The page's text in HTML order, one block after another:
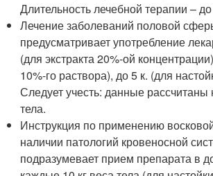
Длительность лечебной терапии –
Лечение заболеваний половой
предусматривает употребление
(для экстракта 20%-ой
10%-го раствора), до 5 к. (для
Следует учесть: данные рассчитаны
тела.
Инструкция по применению
наличии патологий кровеносной
подразумевает прием препарата в